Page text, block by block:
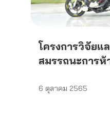
โครงการวิจัยแ
สมรรถนะการ
6 ตุลาคม 2565